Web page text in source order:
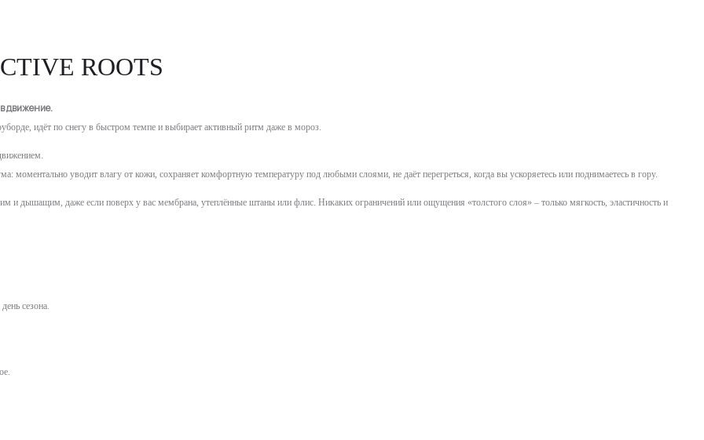
ROOTS
движение.
идёт по снегу в быстром темпе и выбирает активный ритм даже в мороз.
моментально уводит влагу от кожи, сохраняет комфортную температуру под любыми слоями, не даёт перегреться, когда вы ускоряетесь или поднимаетесь в гору.
и дышащим, даже если поверх у вас мембрана, утеплённые штаны или флис. Никаких ограничений или ощущения «толстого слоя» – только мягкость, эластичность и
сезона.